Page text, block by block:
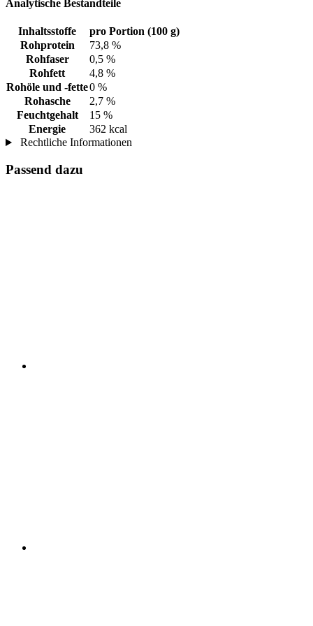
Analytische Bestandteile
Inhaltsstoffe
pro Portion (100 g)
Rohprotein
73,8 %
Rohfaser
0,5 %
Rohfett
4,8 %
Rohöle und -fette0 %
Rohasche
2,7 %
Feuchtgehalt
15 %
Energie
362 kcal
Rechtliche Informationen
Passend dazu